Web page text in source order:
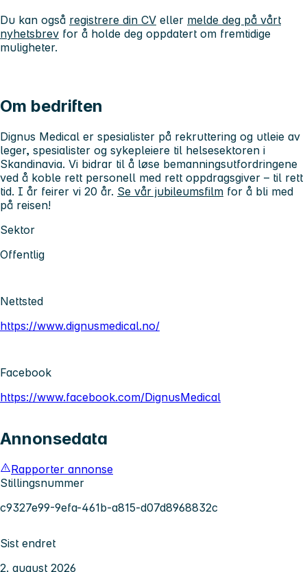
Du kan også registrere din CV eller melde deg på vårt
nyhetsbrev for å holde deg oppdatert om fremtidige
muligheter.
Om bedriften
Dignus Medical er spesialister på rekruttering og utleie av
leger, spesialister og sykepleiere til helsesektoren i
Skandinavia. Vi bidrar til å løse bemanningsutfordringene
ved å koble rett personell med rett oppdragsgiver – til rett
tid. I år feirer vi 20 år. Se vår jubileumsfilm for å bli med
på reisen!
Sektor
Offentlig
Nettsted
https://www.dignusmedical.no/
Facebook
https://www.facebook.com/DignusMedical
Annonsedata
Rapporter annonse
Stillingsnummer
c9327e99-9efa-461b-a815-d07d8968832c
Sist endret
2. august 2026